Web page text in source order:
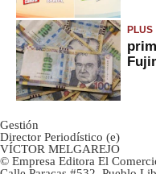
PLUS
Gestión
Director Periodístico (e)
VÍCTOR MELGAREJO
© Empresa Editora El